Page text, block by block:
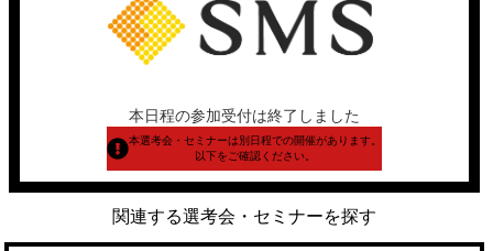
本日程の参加受付は終了しました
本選考会・セミナーは別日程での開催があります。
以下をご確認ください。
関連する選考会・セミナーを探す